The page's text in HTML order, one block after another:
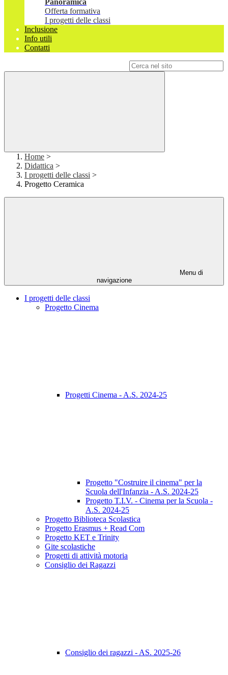
Panoramica
Offerta formativa
I progetti delle classi
Inclusione
Info utili
Contatti
Home >
Didattica >
I progetti delle classi >
Progetto Ceramica
Menu di
navigazione
I progetti delle classi
Progetto Cinema
Progetti Cinema - A.S. 2024-25
Progetto "Costruire il cinema" per la
Scuola dell'Infanzia - A.S. 2024-25
Progetto T.I.V. - Cinema per la Scuola -
A.S. 2024-25
Progetto Biblioteca Scolastica
Progetto Erasmus + Read Com
Progetto KET e Trinity
Gite scolastiche
Progetti di attività motoria
Consiglio dei Ragazzi
Consiglio dei ragazzi - AS. 2025-26